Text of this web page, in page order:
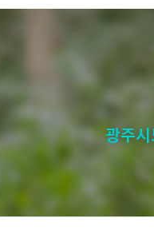
응급안전안
광주